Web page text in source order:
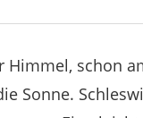
Himmel, schon
Sonne.